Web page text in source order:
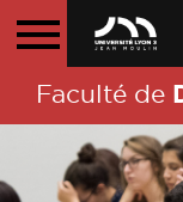
Faculté de